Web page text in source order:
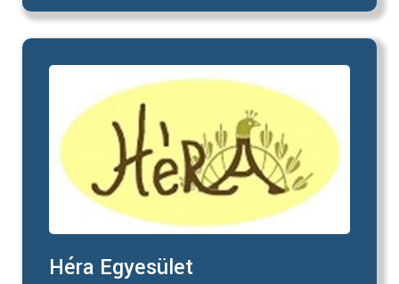
Héra Egyesület